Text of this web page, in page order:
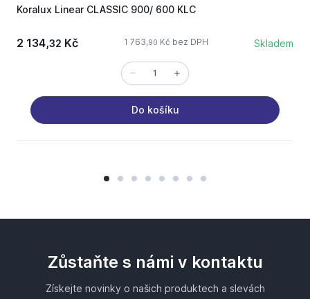
Koralux Linear CLASSIC 900/ 600 KLC
2 134,32 Kč 1 763,90 Kč bez DPH Skladem
Do košíku
Zůstaňte s námi v kontaktu
Získejte novinky o našich produktech a slevách